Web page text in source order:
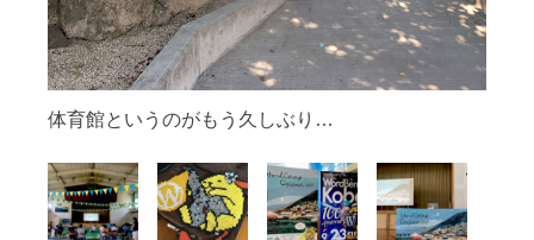
体育館というのがもう久しぶり…